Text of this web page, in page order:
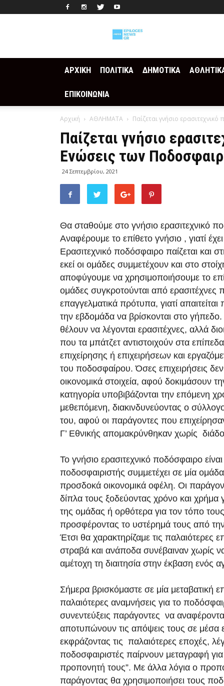
ΑΡΧΙΚΗ ΠΟΛΙΤΙΚΑ ΔΗΜΟΤΙΚΑ
ΕΠΙΚΟΙΝΩΝΙΑ
Αρχική ΑΘΛΗΜΑΤΑ Παίζεται γνήσιο
Παίζεται γνήσιο
Ενώσεις των
24 Σεπτεμβρίου, 2021
Θα σταθούμε στο γνήσιο ερασιτεχνικό
Αναφέρουμε το επίθετο γνήσιο , γιατί
Ερασιτεχνικό ποδόσφαιρο παίζεται και
εκεί οι ομάδες συμμετέχουν και στο
αποφύγουμε να χρησιμοποιήσουμε το
ομάδες συγκροτούνται από ερασιτέχνες
επαγγελματικά πρότυπα, γιατί απαιτείται
την εβδομάδα να βρίσκονται στο
θέλουν να λέγονται ερασιτέχνες, αλλά
που τα μπάτζετ αντιστοιχούν στα
επιχείρησης ή επιχειρήσεων και
του ποδοσφαίρου. Όσες επιχειρήσεις
οικονομικά στοιχεία, αφού δοκιμάσουν
κατηγορία υποβιβάζονται την επόμενη
μεθεπόμενη, διακινδυνεύοντας ο
του, αφού οι παράγοντες που
Γ’ Εθνικής απομακρύνθηκαν χωρίς
Το γνήσιο ερασιτεχνικό ποδόσφαιρο
ποδοσφαιριστής συμμετέχει σε μία
προσδοκά οικονομικά οφέλη. Οι
δίπλα τους ξοδεύοντας χρόνο και χρήμα
της ομάδας ή ορθότερα για τον τόπο
προσφέροντας το υστέρημά τους από την
Έτσι θα χαρακτηρίζαμε τις παλαιότερες
στραβά και ανάποδα συνέβαιναν χωρίς
αμέτοχη τη διαιτησία στην έκβαση ενός
Σήμερα βρισκόμαστε σε μία μεταβατική
παλαιότερες αναμνήσεις για το
συνεντεύξεις παράγοντες να
αποτυπώνουν τις απόψεις τους σε μέσα
εκφράζοντας τις παλαιότερες εποχές,
ποδοσφαιριστές παίρνουν μεταγραφή
προπονητή τους”. Με άλλα λόγια ο
παράγοντας θα χρησιμοποιήσει τους